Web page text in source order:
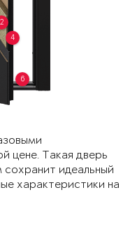
2
4
6
цене. Такая дверь
идеальный
характеристики на